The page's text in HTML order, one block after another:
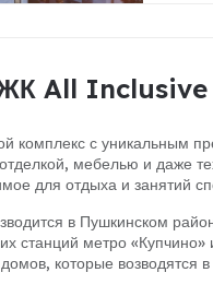
All Inclusive
комплекс с уникальным
мебелью и даже
для отдыха и занятий
в Пушкинском
станций метро «Купчино»
которые